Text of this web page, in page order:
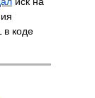
в коде